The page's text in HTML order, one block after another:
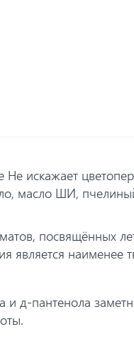
Не искажает
масло ШИ,
посвящённых
является наименее
и д-пантенола